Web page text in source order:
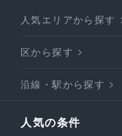
人気エリアから探す
区から探す
沿線・駅から探す
人気の条件